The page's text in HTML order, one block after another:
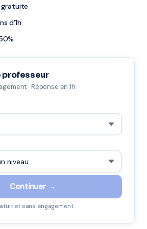
gratuite
d'1h
professeur
· Réponse en 1h
Continuer →
et sans engagement